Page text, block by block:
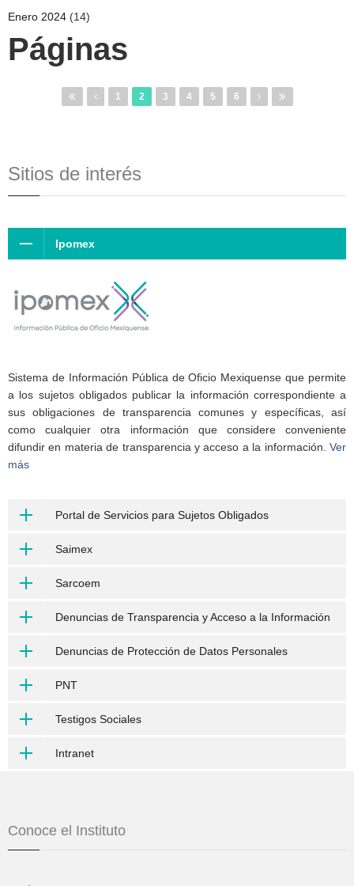
Enero 2024 (14)
Páginas
1 2 3 4 5 6
Sitios de interés
Ipomex
Sistema de Información Pública de Oficio Mexiquense que permite
a los sujetos obligados publicar la información correspondiente a
sus obligaciones de transparencia comunes y específicas, así
como cualquier otra información que considere conveniente
difundir en materia de transparencia y acceso a la información. Ver
más
Portal de Servicios para Sujetos Obligados
Saimex
Sarcoem
Denuncias de Transparencia y Acceso a la Información
Denuncias de Protección de Datos Personales
PNT
Testigos Sociales
Intranet
Conoce el Instituto